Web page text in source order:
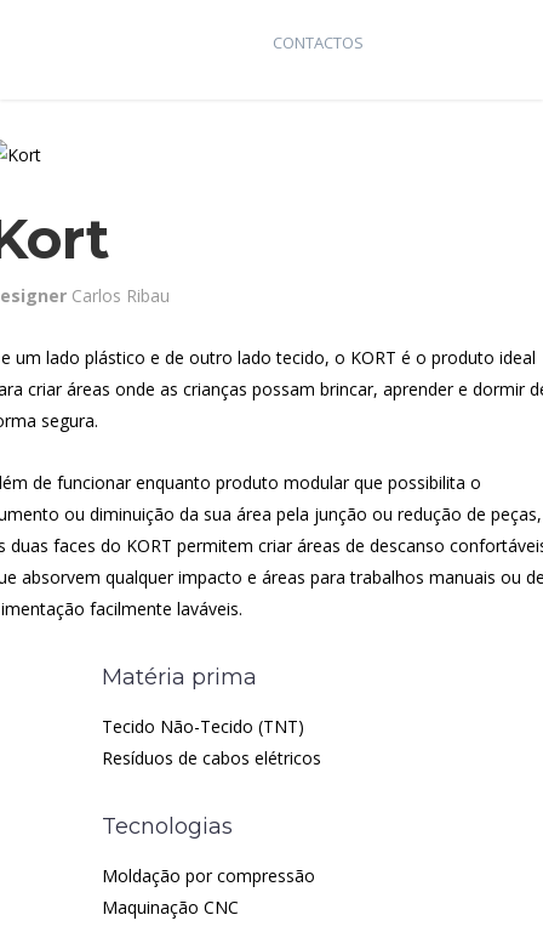
CONTACTOS
Carlos Ribau
um lado plástico e de outro lado tecido, o KORT é o produto ideal
criar áreas onde as crianças possam brincar, aprender e dormir
segura.
de funcionar enquanto produto modular que possibilita o
ou diminuição da sua área pela junção ou redução de peças,
duas faces do KORT permitem criar áreas de descanso
absorvem qualquer impacto e áreas para trabalhos manuais ou
facilmente laváveis.
Matéria prima
Tecido Não-Tecido (TNT)
Resíduos de cabos elétricos
Tecnologias
Moldação por compressão
Maquinação CNC